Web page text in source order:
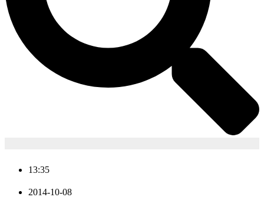
13:35
2014-10-08